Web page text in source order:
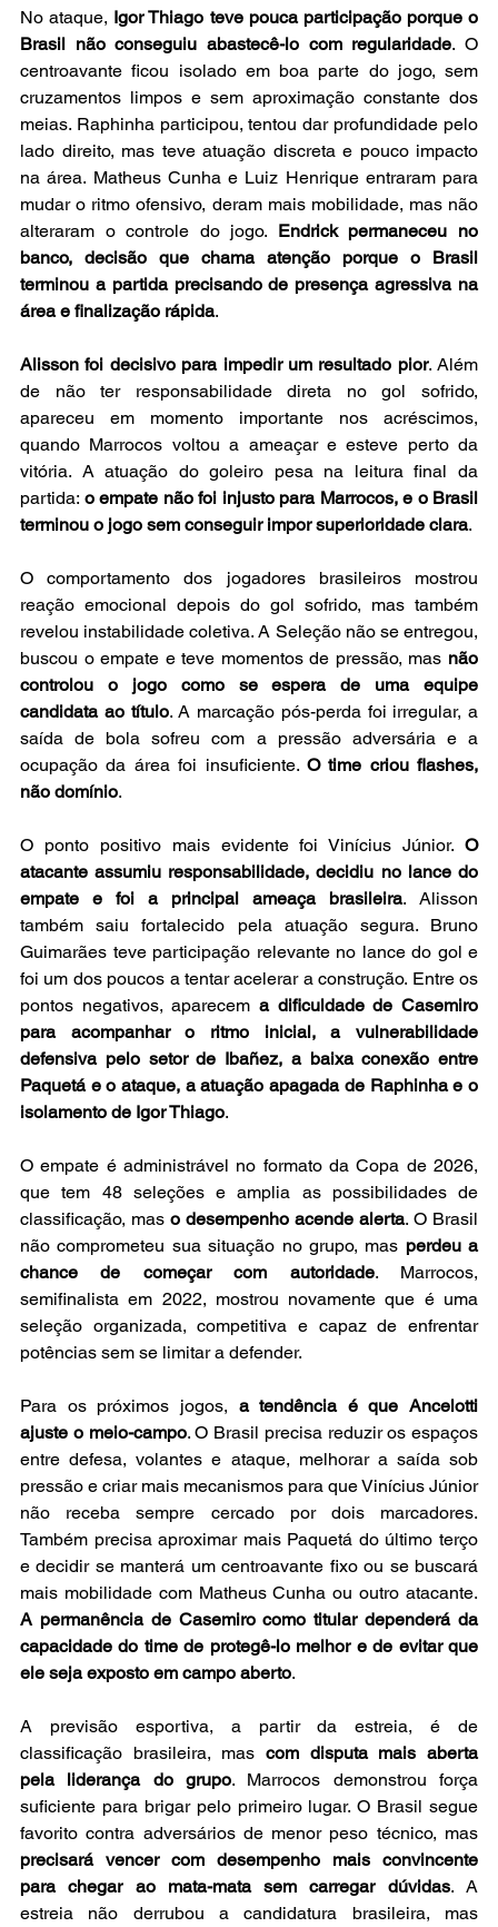
No ataque, Igor Thiago teve pouca participação porque o
Brasil não conseguiu abastecê-lo com regularidade. O
centroavante ficou isolado em boa parte do jogo, sem
cruzamentos limpos e sem aproximação constante dos
meias. Raphinha participou, tentou dar profundidade pelo
lado direito, mas teve atuação discreta e pouco impacto
na área. Matheus Cunha e Luiz Henrique entraram para
mudar o ritmo ofensivo, deram mais mobilidade, mas não
alteraram o controle do jogo. Endrick permaneceu no
banco, decisão que chama atenção porque o Brasil
terminou a partida precisando de presença agressiva na
área e finalização rápida.
Alisson foi decisivo para impedir um resultado pior. Além
de não ter responsabilidade direta no gol sofrido,
apareceu em momento importante nos acréscimos,
quando Marrocos voltou a ameaçar e esteve perto da
vitória. A atuação do goleiro pesa na leitura final da
partida: o empate não foi injusto para Marrocos, e o Brasil
terminou o jogo sem conseguir impor superioridade clara.
O comportamento dos jogadores brasileiros mostrou
reação emocional depois do gol sofrido, mas também
revelou instabilidade coletiva. A Seleção não se entregou,
buscou o empate e teve momentos de pressão, mas não
controlou o jogo como se espera de uma equipe
candidata ao título. A marcação pós-perda foi irregular, a
saída de bola sofreu com a pressão adversária e a
ocupação da área foi insuficiente. O time criou flashes,
não domínio.
O ponto positivo mais evidente foi Vinícius Júnior. O
atacante assumiu responsabilidade, decidiu no lance do
empate e foi a principal ameaça brasileira. Alisson
também saiu fortalecido pela atuação segura. Bruno
Guimarães teve participação relevante no lance do gol e
foi um dos poucos a tentar acelerar a construção. Entre os
pontos negativos, aparecem a dificuldade de Casemiro
para acompanhar o ritmo inicial, a vulnerabilidade
defensiva pelo setor de Ibañez, a baixa conexão entre
Paquetá e o ataque, a atuação apagada de Raphinha e o
isolamento de Igor Thiago.
O empate é administrável no formato da Copa de 2026,
que tem 48 seleções e amplia as possibilidades de
classificação, mas o desempenho acende alerta. O Brasil
não comprometeu sua situação no grupo, mas perdeu a
chance de começar com autoridade. Marrocos,
semifinalista em 2022, mostrou novamente que é uma
seleção organizada, competitiva e capaz de enfrentar
potências sem se limitar a defender.
Para os próximos jogos, a tendência é que Ancelotti
ajuste o meio-campo. O Brasil precisa reduzir os espaços
entre defesa, volantes e ataque, melhorar a saída sob
pressão e criar mais mecanismos para que Vinícius Júnior
não receba sempre cercado por dois marcadores.
Também precisa aproximar mais Paquetá do último terço
e decidir se manterá um centroavante fixo ou se buscará
A permanência de Casemiro como titular dependerá da
capacidade do time de protegê-lo melhor e de evitar que
ele seja exposto em campo aberto.
A previsão esportiva, a partir da estreia, é de
classificação brasileira, mas com disputa mais aberta
pela liderança do grupo. Marrocos demonstrou força
suficiente para brigar pelo primeiro lugar. O Brasil segue
precisará vencer com desempenho mais convincente
para chegar ao mata-mata sem carregar dúvidas. A
estreia não derrubou a candidatura brasileira, mas